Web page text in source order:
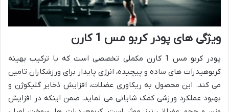
ویژگی های پودر کربو مس 1 کارن
پودر کربو مس 1 کارن مکملی تخصصی است که با ترکیب بهینه
کربوهیدرات های ساده و پیچیده، انرژی پایدار برای ورزشکاران تامین
می کند. این محصول به ریکاوری عضلات، افزایش ذخایر گلیکوژن و
بهبود عملکرد ورزشی کمک شایانی می نماید، ضمن اینکه در افزایش